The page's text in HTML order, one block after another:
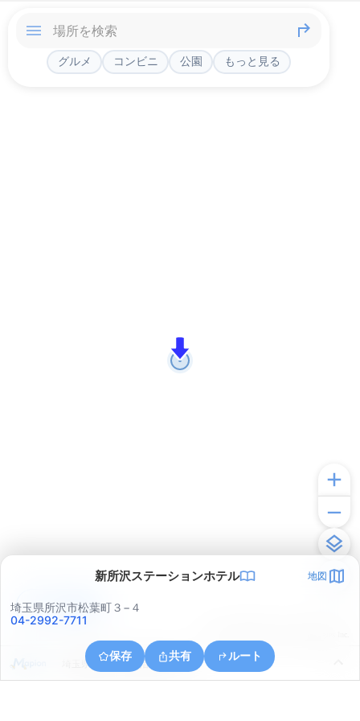
グルメ コンビニ 公園 もっと見る
新所沢ステーションホテル 地図
埼玉県所沢市松葉町３−４
04-2992-7711
保存 共有 ルート
埼玉県所沢市小手指南６丁目５
アプリで見る